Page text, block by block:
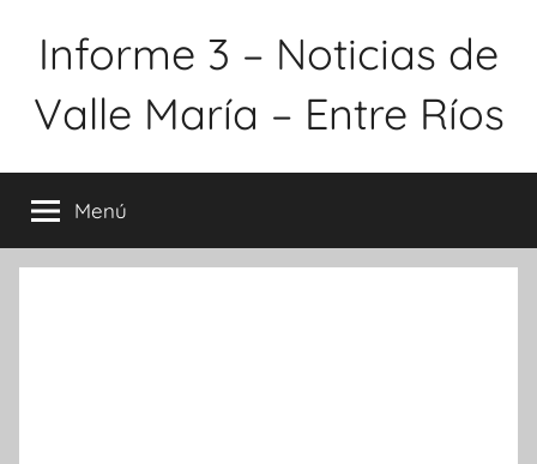
Informe 3 – Noticias de
Valle María – Entre Ríos
Menú